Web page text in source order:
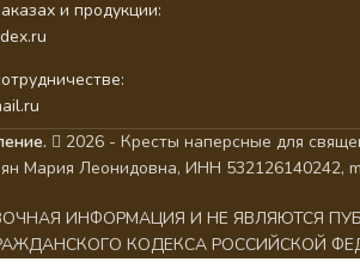
и продукции:
2026 - Кресты наперсные для
Мария Леонидовна, ИНН 532126140242,
ИНФОРМАЦИЯ И НЕ ЯВЛЯЮТСЯ
КОДЕКСА РОССИЙСКОЙ